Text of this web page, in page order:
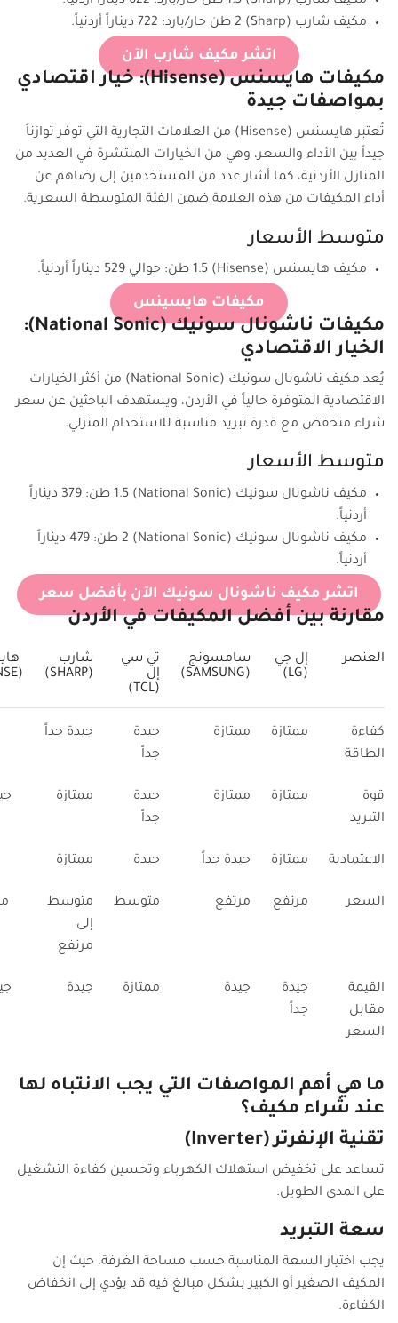
مكيف شارب (Sharp) 2 طن حار/بارد: 722 ديناراً أردنياً.
اتشر مكيف شارب الآن
مكيفات هايسنس (Hisense): خيار اقتصادي
بمواصفات جيدة
تُعتبر هايسنس (Hisense) من العلامات التجارية التي توفر توازناً
جيداً بين الأداء والسعر، وهي من الخيارات المنتشرة في العديد من
المنازل الأردنية، كما أشار عدد من المستخدمين إلى رضاهم عن
أداء المكيفات من هذه العلامة ضمن الفئة المتوسطة السعرية.
متوسط الأسعار
مكيف هايسنس (Hisense) 1.5 طن: حوالي 529 ديناراً أردنياً.
مكيفات هايسينس
مكيفات ناشونال سونيك (National Sonic):
الخيار الاقتصادي
يُعد مكيف ناشونال سونيك (National Sonic) من أكثر الخيارات
الاقتصادية المتوفرة حالياً في الأردن، ويستهدف الباحثين عن سعر
شراء منخفض مع قدرة تبريد مناسبة للاستخدام المنزلي.
متوسط الأسعار
مكيف ناشونال سونيك (National Sonic) 1.5 طن: 379 ديناراً
أردنياً.
مكيف ناشونال سونيك (National Sonic) 2 طن: 479 ديناراً
أردنياً.
اتشر مكيف ناشونال سونيك الآن بأفضل سعر
مقارنة بين أفضل المكيفات في الأردن
العنصر
إل جي
(LG)
سامسونج
(SAMSUNG)
تي سي
إل
(TCL)
شارب
(SHARP)
(HISENSE)
كفاءة
الطاقة
ممتازة ممتازة
جيدة
جداً
جيدة جداً
قوة
التبريد
ممتازة ممتازة
جيدة
جداً
ممتازة
الاعتمادية ممتازة جيدة جداً جيدة ممتازة
السعر مرتفع مرتفع متوسط
متوسط
إلى
مرتفع
القيمة
مقابل
السعر
جيدة
جداً
جيدة ممتازة جيدة
ما هي أهم المواصفات التي يجب الانتباه لها
عند شراء مكيف؟
تقنية الإنفرتر (Inverter)
تساعد على تخفيض استهلاك الكهرباء وتحسين كفاءة التشغيل
على المدى الطويل.
سعة التبريد
يجب اختيار السعة المناسبة حسب مساحة الغرفة، حيث إن
المكيف الصغير أو الكبير بشكل مبالغ فيه قد يؤدي إلى انخفاض
الكفاءة.